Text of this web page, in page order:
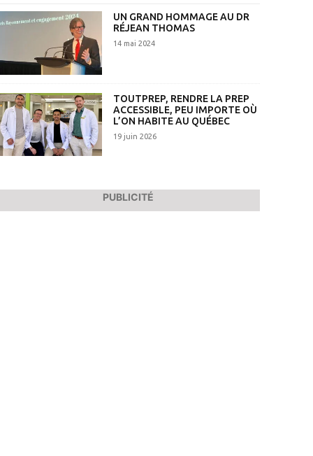
UN GRAND HOMMAGE AU DR
RÉJEAN THOMAS
14 mai 2024
TOUTPREP, RENDRE LA PREP
ACCESSIBLE, PEU IMPORTE OÙ
L’ON HABITE AU QUÉBEC
19 juin 2026
PUBLICITÉ